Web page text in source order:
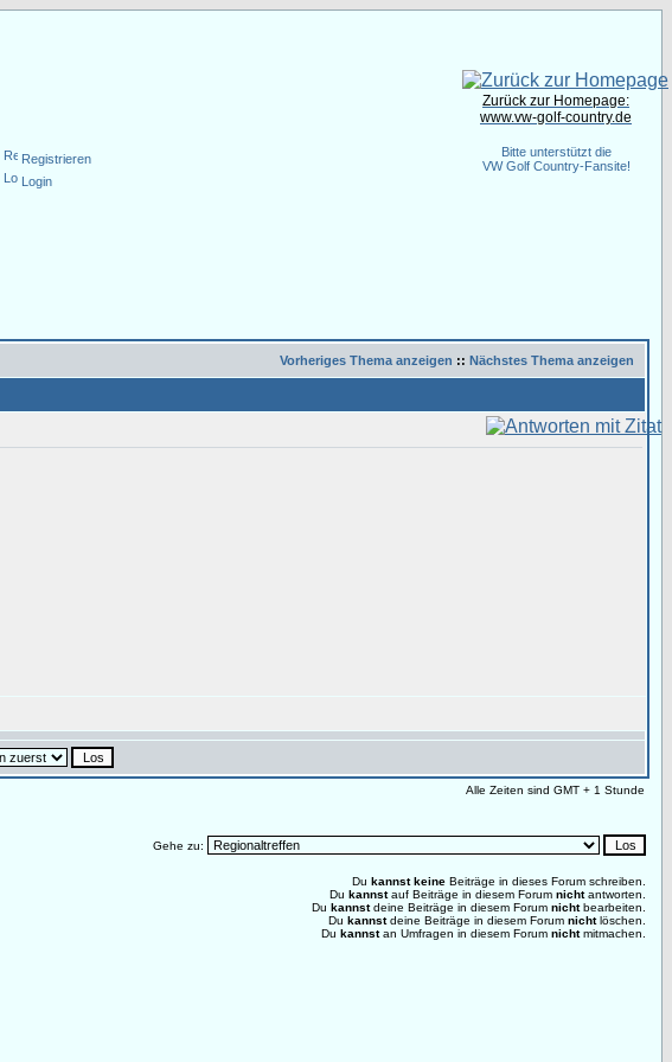
Registrieren
Login
Zurück zur Homepage:
www.vw-golf-country.de
Bitte unterstützt die
VW Golf Country-Fansite!
Vorheriges Thema anzeigen :: Nächstes Thema anzeigen
Alle Zeiten sind GMT + 1 Stunde
Gehe zu:
Du kannst keine Beiträge in dieses Forum schreiben.
Du kannstauf Beiträge in diesem Forum nichtantworten.
Du kannstdeine Beiträge in diesem Forum nichtbearbeiten.
Du kannstdeine Beiträge in diesem Forum nichtlöschen.
Du kannstan Umfragen in diesem Forum nichtmitmachen.